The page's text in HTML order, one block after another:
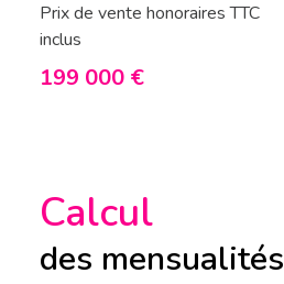
Prix de vente honoraires TTC
inclus
199 000 €
Calcul
des mensualités